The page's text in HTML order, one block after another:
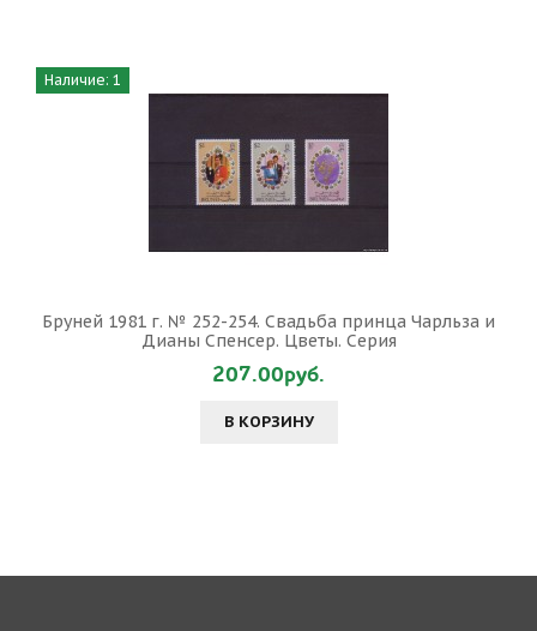
Наличие: 1
Бруней 1981 г. № 252-254. Свадьба принца Чарльза и
Дианы Спенсер. Цветы. Серия
207.00руб.
В КОРЗИНУ